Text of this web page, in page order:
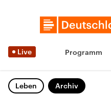
Live Programm
Leben Archiv